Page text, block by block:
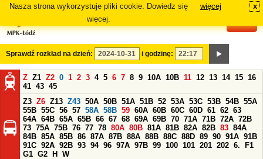
Nasza strona wykorzystuje pliki cookie. Dowiedz się
więcej.
więcej x
Sprawdź rozkład na dzień: i godzinę:
Z Z1 Z2 0 1 2 3 4 5 6 7 8 9 10A 10B 11 12 13 14 15 16
41 43 45
Z3 Z6 Z13 Z43 50A 50B 51A 51B 52 53A 53C 53B 54B 55A
55B 55C 56 57 58A 58B 59 60A 60B 60C 60D 61 62 63
64A 64B 65A 65B 66 67 68 69A 69B 70 71A 71B 72A 72B
73 75A 75B 76 77 78 80A 80B 81A 81B 82A 82B 83 84A
84B 85A 85B 86 87A 87B 88A 88B 88C 88D 89 90 91A 91B
91C 92A 92B 93 94 96 97A 97B 99 100 101 201 202 6.
F1
G1 G2 H
W